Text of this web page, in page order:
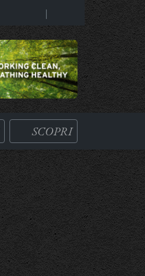
|
SCOPRI